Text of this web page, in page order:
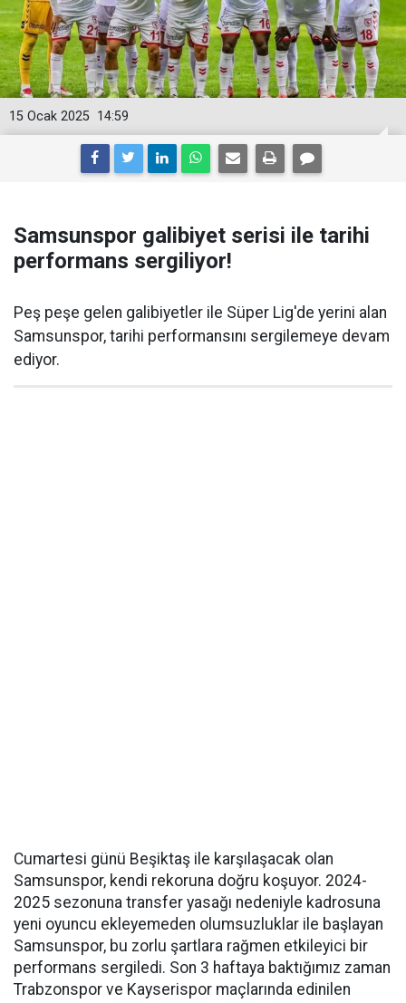
14:59
15 Ocak 2025
Samsunspor galibiyet serisi ile tarihi
performans sergiliyor!
Peş peşe gelen galibiyetler ile Süper Lig'de yerini alan
Samsunspor, tarihi performansını sergilemeye devam
ediyor.
Cumartesi günü Beşiktaş ile karşılaşacak olan
Samsunspor, kendi rekoruna doğru koşuyor. 2024-
2025 sezonuna transfer yasağı nedeniyle kadrosuna
yeni oyuncu ekleyemeden olumsuzluklar ile başlayan
Samsunspor, bu zorlu şartlara rağmen etkileyici bir
performans sergiledi. Son 3 haftaya baktığımız zaman
Trabzonspor ve Kayserispor maçlarında edinilen